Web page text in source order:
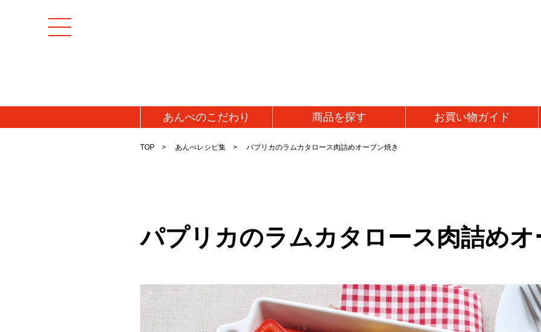
あんべのこだわり 商品を探す お買い物ガイド
TOP あんべレシピ集 パプリカのラムカタロース肉詰めオーブン焼き
パプリカのラムカタロース肉詰め